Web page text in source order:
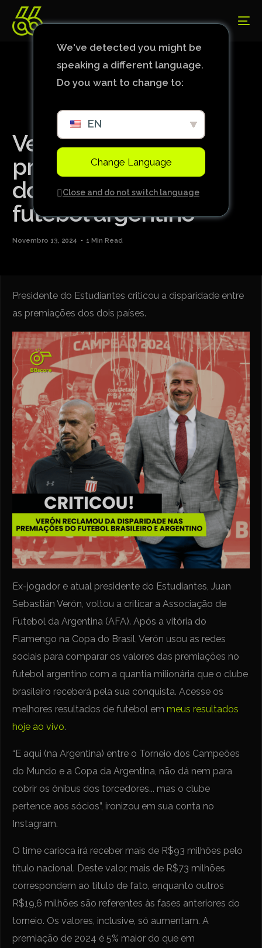
Verón compara
premiação da Copa
do Brasil com o
futebol argentino
Novembro 13, 2024 1 Min Read
Presidente do Estudiantes criticou a disparidade entre
as premiações dos dois países.
Ex-jogador e atual presidente do Estudiantes, Juan
Sebastián Verón, voltou a criticar a Associação de
Futebol da Argentina (AFA). Após a vitória do
Flamengo na Copa do Brasil, Verón usou as redes
sociais para comparar os valores das premiações no
futebol argentino com a quantia milionária que o clube
brasileiro receberá pela sua conquista. Acesse os
melhores resultados de futebol emmeus resultados
hoje ao vivo.
“E aqui (na Argentina) entre o Torneio dos Campeões
do Mundo e a Copa da Argentina, não dá nem para
cobrir os ônibus dos torcedores... mas o clube
pertence aos sócios”, ironizou em sua conta no
Instagram.
O time carioca irá receber mais de R$93 milhões pelo
título nacional. Deste valor, mais de R$73 milhões
correspondem ao título de fato, enquanto outros
R$19,6 milhões são referentes às fases anteriores do
torneio. Os valores, inclusive, só aumentam. A
premiação de 2024 é 5% maior do que em
We've detected you might be
speaking a different language.
Do you want to change to:
EN
Change Language
Close and do not switch language